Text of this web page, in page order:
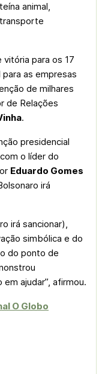
animal,
vitória para os 17
as empresas
de milhares
de Relações
.
presidencial
o líder do
Eduardo Gomes
irá
irá sancionar),
simbólica e do
do ponto de
ajudar”, afirmou.
O Globo